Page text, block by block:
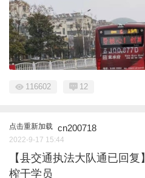
116602 12
点击重新加载 cn200718
2022-9-17 15:44
【县交通执法大队通已回
榨干学员